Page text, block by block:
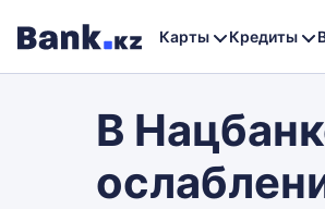
Карты Кредиты
В